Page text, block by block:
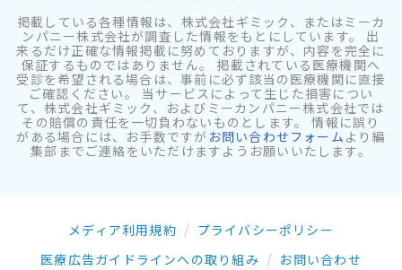
掲載している各種情報は、株式会社ギミック、またはミーカ
ンパニー株式会社が調査した情報をもとにしています。 出
来るだけ正確な情報掲載に努めておりますが、内容を完全に
保証するものではありません。 掲載されている医療機関へ
受診を希望される場合は、事前に必ず該当の医療機関に直接
ご確認ください。 当サービスによって生じた損害につい
て、株式会社ギミック、およびミーカンパニー株式会社では
その賠償の責任を一切負わないものとします。 情報に誤り
がある場合には、お手数ですが お問い合わせフォーム より編
集部までご連絡をいただけますようお願いいたします。
メディア利用規約
プライバシーポリシー
医療広告ガイドラインへの取り組み
お問い合わせ